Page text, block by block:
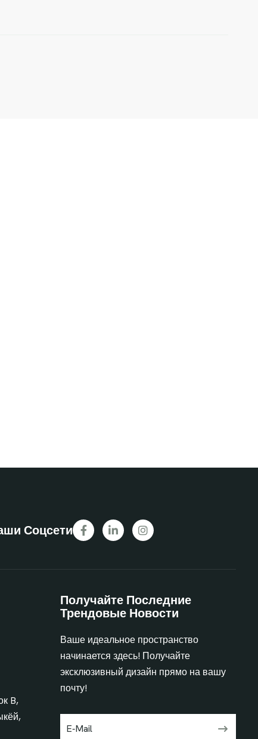
Соцсети
B,
Получайте Последние
Трендовые Новости
Ваше идеальное пространство
начинается здесь! Получайте
эксклюзивный дизайн прямо на вашу
почту!